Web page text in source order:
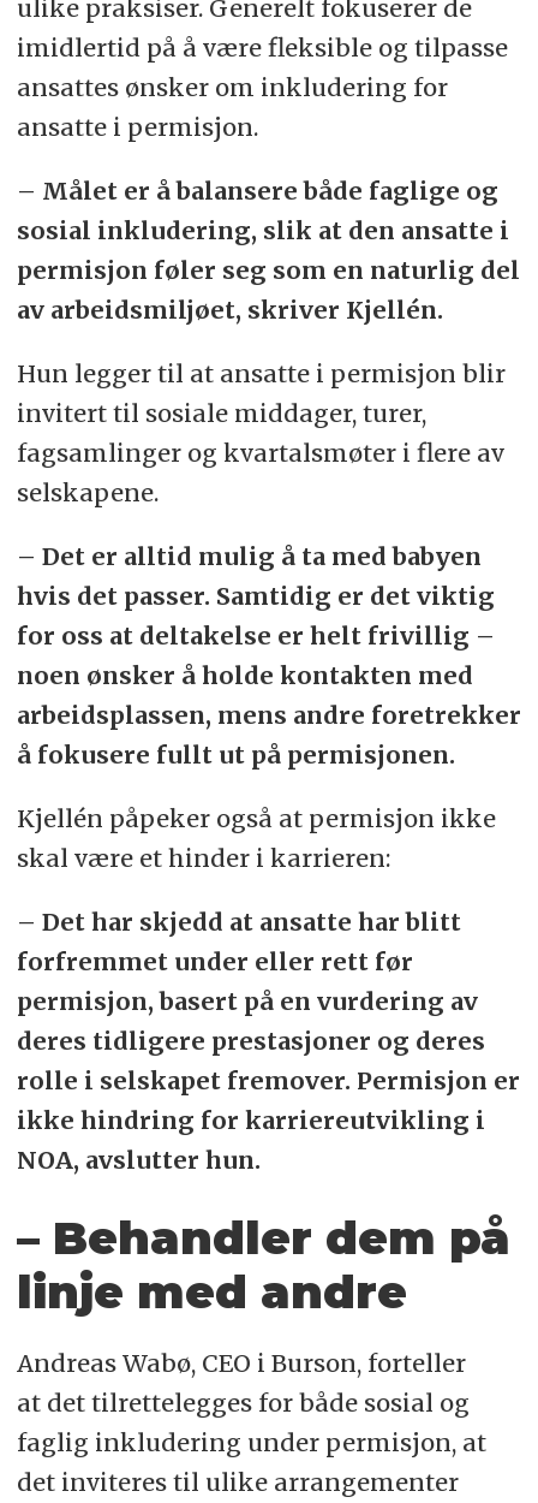
ulike praksiser. Generelt fokuserer de
imidlertid på å være fleksible og tilpasse
ansattes ønsker om inkludering for
ansatte i permisjon.
– Målet er å balansere både faglige og
sosial inkludering, slik at den ansatte i
permisjon føler seg som en naturlig del
av arbeidsmiljøet, skriver Kjellén.
Hun legger til at ansatte i permisjon blir
invitert til sosiale middager, turer,
fagsamlinger og kvartalsmøter i flere av
selskapene.
– Det er alltid mulig å ta med babyen
hvis det passer. Samtidig er det viktig
for oss at deltakelse er helt frivillig –
noen ønsker å holde kontakten med
arbeidsplassen, mens andre foretrekker
å fokusere fullt ut på permisjonen.
Kjellén påpeker også at permisjon ikke
skal være et hinder i karrieren:
– Det har skjedd at ansatte har blitt
forfremmet under eller rett før
permisjon, basert på en vurdering av
deres tidligere prestasjoner og deres
rolle i selskapet fremover. Permisjon er
ikke hindring for karriereutvikling i
NOA, avslutter hun.
– Behandler dem på
linje med andre
Andreas Wabø, CEO i Burson, forteller
at det tilrettelegges for både sosial og
faglig inkludering under permisjon, at
det inviteres til ulike arrangementer